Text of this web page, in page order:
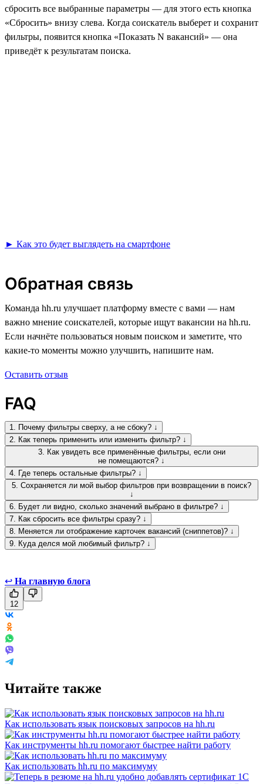
сбросить все выбранные параметры — для этого есть кнопка
«Сбросить» внизу слева. Когда соискатель выберет и сохранит
фильтры, появится кнопка «Показать N вакансий» — она
приведёт к результатам поиска.
► Как это будет выглядеть на смартфоне
Обратная связь
Команда hh.ru улучшает платформу вместе с вами — нам
важно мнение соискателей, которые ищут вакансии на hh.ru.
Если начнёте пользоваться новым поиском и заметите, что
какие-то моменты можно улучшить, напишите нам.
Оставить отзыв
FAQ
1. Почему фильтры сверху, а не сбоку? ↓
2. Как теперь применить или изменить фильтр? ↓
3. Как увидеть все применённые фильтры, если они
не помещаются? ↓
4. Где теперь остальные фильтры? ↓
5. Сохраняется ли мой выбор фильтров при возвращении в поиск?
↓
6. Будет ли видно, сколько значений выбрано в фильтре? ↓
7. Как сбросить все фильтры сразу? ↓
8. Меняется ли отображение карточек вакансий (сниппетов)? ↓
9. Куда делся мой любимый фильтр? ↓
↩ На главную блога
12
Читайте также
Как использовать язык поисковых запросов на hh.ru
Как инструменты hh.ru помогают быстрее найти работу
Как использовать hh.ru по максимуму